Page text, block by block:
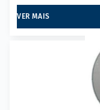
VER MAIS